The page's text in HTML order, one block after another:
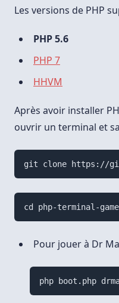
Les versions de PHP
PHP 5.6
PHP 7
HHVM
Après avoir installer
ouvrir un terminal et
git clone https://
cd php-terminal-
Pour jouer à Dr
php boot.php